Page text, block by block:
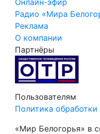
Радио «Мира
Реклама
О компании
Партнёры
Пользователям
Политика
«Мир Белогорья» в